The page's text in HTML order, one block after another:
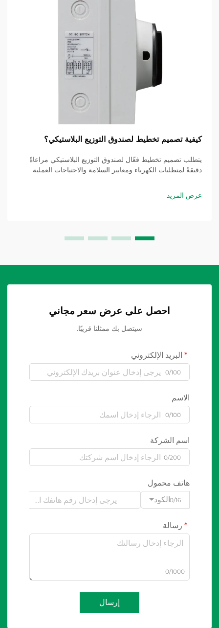
كيفية تصميم تخطيط لصندوق التوزيع البلاستيكي؟
يتطلب تصميم تخطيط فعّال لصندوق التوزيع البلاستيكي مراعاةً
دقيقةً لمتطلبات الكهرباء ومعايير السلامة والاحتياجات العملية
التحكم الرئيسي لتوزيع الطاقة الكهربائية...
عرض المزيد
احصل على عرض سعر مجاني
سيتصل بك ممثلنا قريبًا.
البريد الإلكتروني
0/100
الاسم
0/100
اسم الشركة
0/200
هاتف محمول
الكود0/16
رسالة
0/1000
إرسال